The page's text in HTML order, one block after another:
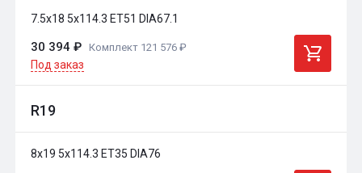
7.5x18 5x114.3 ET51 DIA67.1
30 394 ₽ Комплект 121 576 ₽
Под заказ
R19
8x19 5x114.3 ET35 DIA76